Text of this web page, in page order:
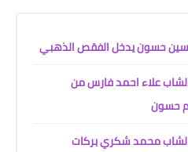
حسون يدخل الفقص الذهبي
علاء احمد فارس من
حسون
محمد شكري بركات